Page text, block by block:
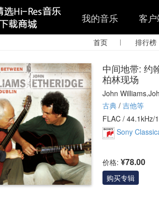
我的音乐 客
首页 | 排行榜
中间地带: 约
柏林现场
John
古典 / 吉他等
FLAC / 44.1kHz/
Sony
价格: ¥78.00
购买专辑